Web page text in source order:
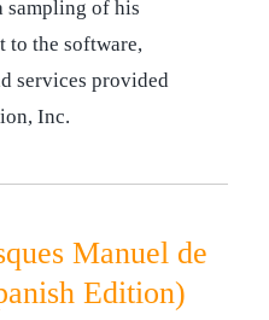
sampling of his
to the software,
services provided
Inc.
Manuel de
Edition)